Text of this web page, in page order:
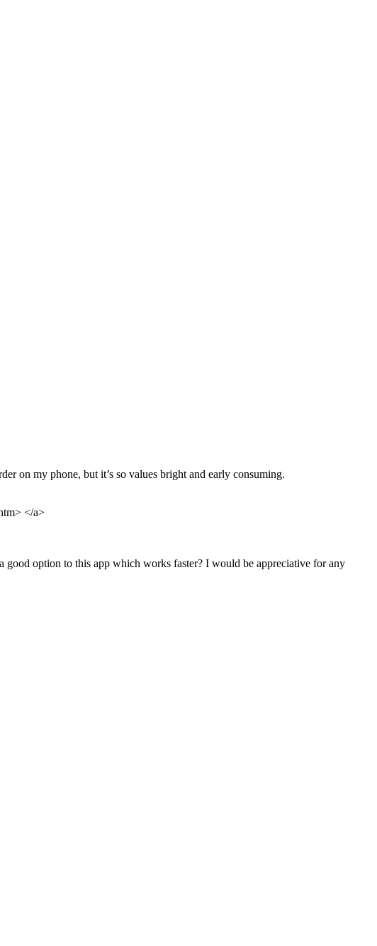
on my phone, but it’s so values bright and early consuming.
</a>
option to this app which works faster? I would be appreciative for any